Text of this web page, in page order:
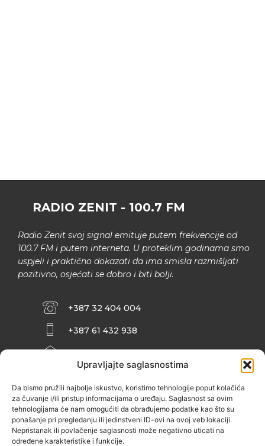
Upravljajte saglasnostima
Da bismo pružili najbolje iskustvo, koristimo tehnologije poput kolačića
za čuvanje i/ili pristup informacijama o uređaju. Saglasnost sa ovim
tehnologijama će nam omogućiti da obrađujemo podatke kao što su
ponašanje pri pregledanju ili jedinstveni ID-ovi na ovoj veb lokaciji.
Nepristanak ili povlačenje saglasnosti može negativno uticati na
određene karakteristike i funkcije.
RADIO ZENIT - 100.7 FM
Radio Zenit svoj signal emituje putem frekvencije od
100.7 FM i putem interneta. U proteklim godinama smo
uspjeli i praktično dokazati da ima smisla razmišljati
pozitivno, osjećati se dobro i biti bolji.
+387 32 404 004
+387 61 432 938
INFO@ZENIT.BA
ZENIČANKA, 3. SPRAT), 72000 ZENICA